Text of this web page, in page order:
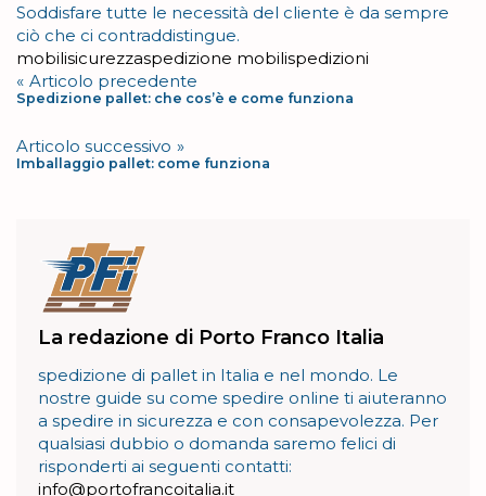
Soddisfare tutte le necessità del cliente è da sempre
ciò che ci contraddistingue.
Tag
mobilisicurezzaspedizione mobilispedizioni
Navigazione
articoli
Articolo precedente
Spedizione pallet: che cos’è e come funziona
Articolo successivo
Imballaggio pallet: come funziona
La redazione di Porto Franco Italia
spedizione di pallet in Italia e nel mondo. Le
nostre guide su come spedire online ti aiuteranno
a spedire in sicurezza e con consapevolezza. Per
qualsiasi dubbio o domanda saremo felici di
risponderti ai seguenti contatti:
info@portofrancoitalia.it